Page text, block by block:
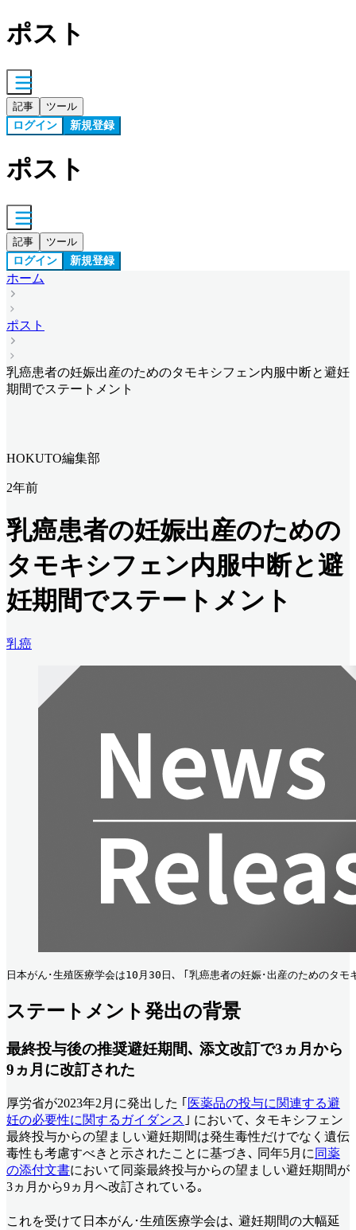
ポスト
記事 ツール
ログイン 新規登録
ポスト
記事 ツール
ログイン 新規登録
ホーム
ポスト
乳癌患者の妊娠出産のためのタモキシフェン内服中断と避妊
期間でステートメント
HOKUTO編集部
2年前
乳癌患者の妊娠出産のための
タモキシフェン内服中断と避
妊期間でステートメント
乳癌
日本がん･生殖医療学会は10月30日､ ｢乳癌患者の妊娠･出産のためのタ
ステートメント発出の背景
最終投与後の推奨避妊期間､ 添文改訂で3ヵ月から
9ヵ月に改訂された
厚労省が2023年2月に発出した ｢ 医薬品の投与に関連する避
妊の必要性に関するガイダンス ｣ において､ タモキシフェン
最終投与からの望ましい避妊期間は発生毒性だけでなく遺伝
毒性も考慮すべきと示されたことに基づき､ 同年5月に 同薬
の添付文書において同薬最終投与からの望ましい避妊期間が
3ヵ月から9ヵ月へ改訂されている｡
これを受けて日本がん･生殖医療学会は､ 避妊期間の大幅延